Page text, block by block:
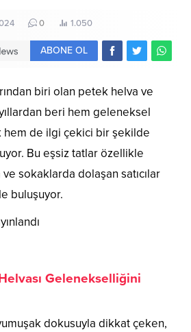
0 1.050
ABONE OL
biri olan petek helva ve
beri hem geleneksel
de ilgi çekici bir şekilde
Bu eşsiz tatlar özellikle
sokaklarda dolaşan satıcılar
buluşuyor.
Gelenekselliğini
dokusuyla dikkat çeken,